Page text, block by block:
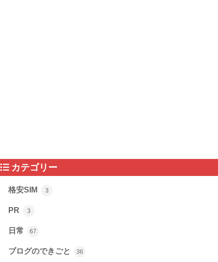
カテゴリー
格安SIM 3
PR 3
日常 67
ブログのできごと 36